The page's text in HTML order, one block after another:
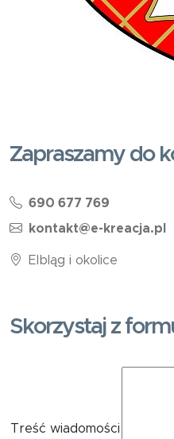
Zapraszamy do
690 677 769
kontakt@e-kreacja.pl
Elbląg i okolice
Skorzystaj z
Treść wiadomości